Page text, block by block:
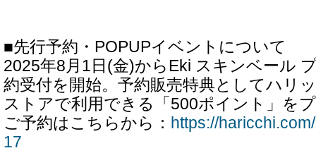
■先行予約・POPUPイベントについて
2025年8月1日(金)からEki スキンベール
約受付を開始。予約販売特典としてハリ
ストアで利用できる「500ポイント」を
ご予約はこちらから： https://
17